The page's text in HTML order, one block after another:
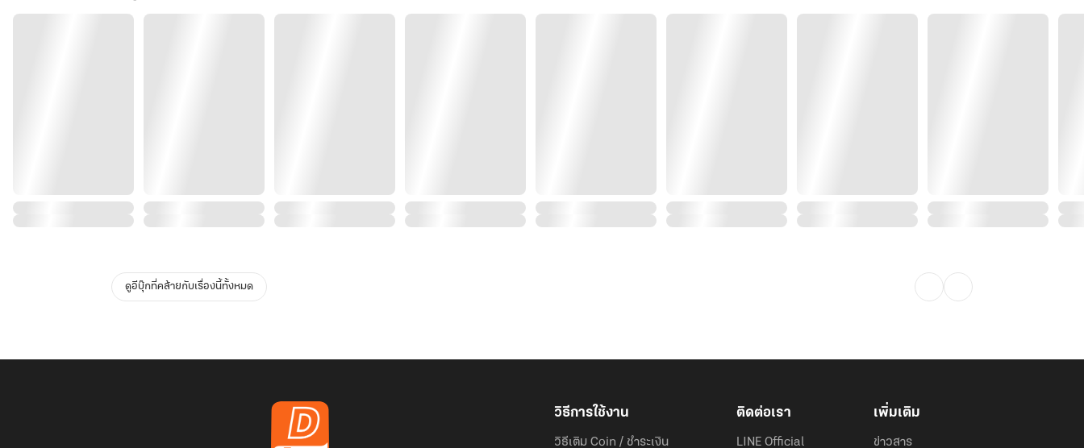
เรื่องไม่คาดคิดก็เกิดขึ้น ...ฉันท้อง
ดูอีบุ๊กที่คล้ายกับเรื่องนี้ทั้งหมด
วิธีการใช้งาน
วิธีเติม Coin / ชำระเงิน
ติดต่อเรา
LINE Official
เพิ่มเติม
ข่าวสาร